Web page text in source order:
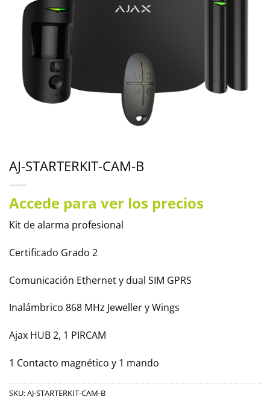
AJ-STARTERKIT-CAM-B
Accede para ver los precios
Kit de alarma profesional
Certificado Grado 2
Comunicación Ethernet y dual SIM GPRS
Inalámbrico 868 MHz Jeweller y Wings
Ajax HUB 2, 1 PIRCAM
1 Contacto magnético y 1 mando
SKU:AJ-STARTERKIT-CAM-B